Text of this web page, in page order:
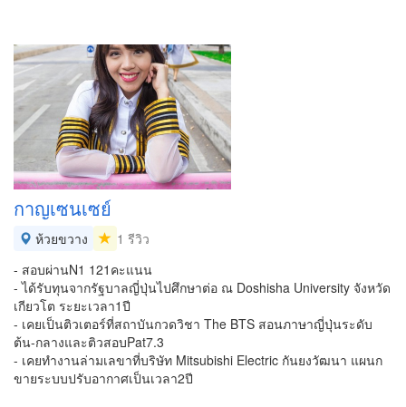
กาญเซนเซย์
ห้วยขวาง
1 รีวิว
- สอบผ่านN1 121คะแนน
- ได้รับทุนจากรัฐบาลญี่ปุ่นไปศึกษาต่อ ณ Doshisha University จังหวัด
เกียวโต ระยะเวลา1ปี
- เคยเป็นติวเตอร์ที่สถาบันกวดวิชา The BTS สอนภาษาญี่ปุ่นระดับ
ต้น-กลางและติวสอบPat7.3
- เคยทำงานล่ามเลขาที่บริษัท Mitsubishi Electric กันยงวัฒนา แผนก
ขายระบบปรับอากาศเป็นเวลา2ปี